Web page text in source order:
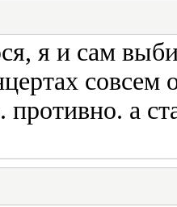
я и сам
а